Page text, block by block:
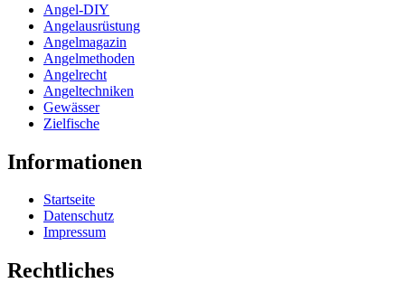
Angel-DIY
Angelausrüstung
Angelmagazin
Angelmethoden
Angelrecht
Angeltechniken
Gewässer
Zielfische
Informationen
Startseite
Datenschutz
Impressum
Rechtliches